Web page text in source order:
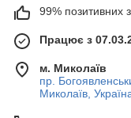
99% позитивних з
Працює з
м. Миколаїв
пр.
Миколаїв,